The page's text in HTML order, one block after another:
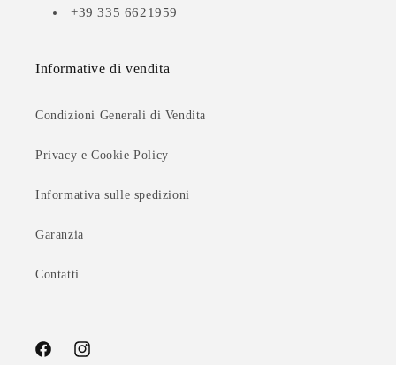
+39 335 6621959
Informative di vendita
Condizioni Generali di Vendita
Privacy e Cookie Policy
Informativa sulle spedizioni
Garanzia
Contatti
FacebookInstagram